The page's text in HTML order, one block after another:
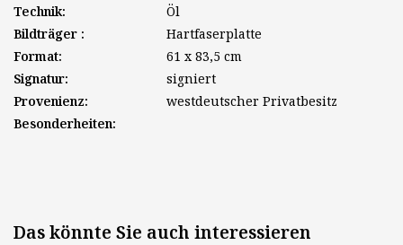
Technik:
Öl
Bildträger :
Hartfaserplatte
Format:
61 x 83,5 cm
Signatur:
signiert
Provenienz:
westdeutscher Privatbesitz
Besonderheiten:
Das könnte Sie auch interessieren